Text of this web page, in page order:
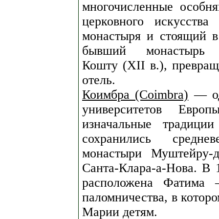
многочисленные
церковного
монастыря и стоящий
бывший монастырь
Кошту (XII в.),
отель.
Коимбра (Coimbra) —
университетов
изначальные
сохранились
монастыри Муштейру-
Санта-Клара-а-Нова. В
расположена Фатима
паломничества, в
Марии детям.